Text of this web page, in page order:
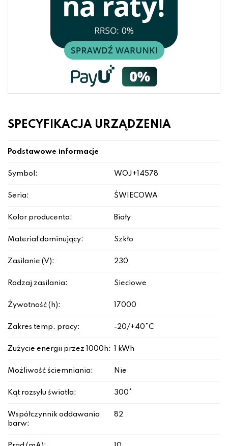
SPECYFIKACJA URZĄDZENIA
Podstawowe informacje
Symbol: WOJ+14578
Seria: ŚWIECOWA
Kolor producenta: Biały
Materiał dominujący: Szkło
Zasilanie (V): 230
Rodzaj zasilania: Sieciowe
Żywotność (h): 17000
Zakres temp. pracy: -20/+40°C
Zużycie energii przez 1000h: 1 kWh
Możliwość ściemniania: Nie
Kąt rozsyłu światła: 300°
Współczynnik oddawania
barw:
82